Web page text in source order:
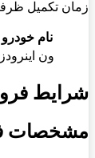
زمان تکمیل
نام خودرو
ون اینرودز
شرایط
مشخصات